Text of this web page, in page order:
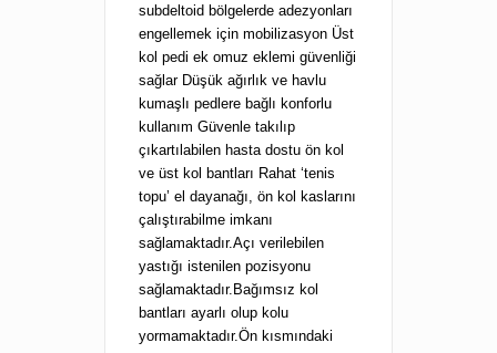
subdeltoid bölgelerde adezyonları
engellemek için mobilizasyon Üst
kol pedi ek omuz eklemi güvenliği
sağlar Düşük ağırlık ve havlu
kumaşlı pedlere bağlı konforlu
kullanım Güvenle takılıp
çıkartılabilen hasta dostu ön kol
ve üst kol bantları Rahat ‘tenis
topu’ el dayanağı, ön kol kaslarını
çalıştırabilme imkanı
sağlamaktadır.Açı verilebilen
yastığı istenilen pozisyonu
sağlamaktadır.Bağımsız kol
bantları ayarlı olup kolu
yormamaktadır.Ön kısmındaki